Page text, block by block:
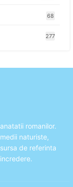
68
277
romanilor.
naturiste,
de referinta